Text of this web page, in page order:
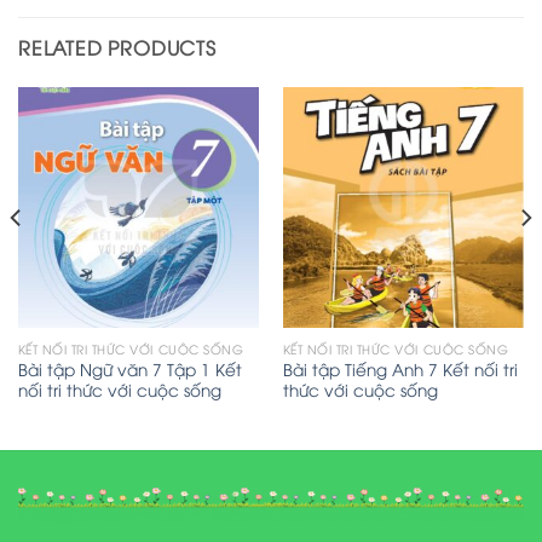
RELATED PRODUCTS
KẾT NỐI TRI THỨC VỚI CUỘC SỐNG
Bài tập Ngữ văn 7 Tập 1 Kết
nối tri thức với cuộc sống
KẾT NỐI TRI THỨC VỚI CUỘC SỐNG
Bài tập Tiếng Anh 7 Kết nối tri
thức với cuộc sống